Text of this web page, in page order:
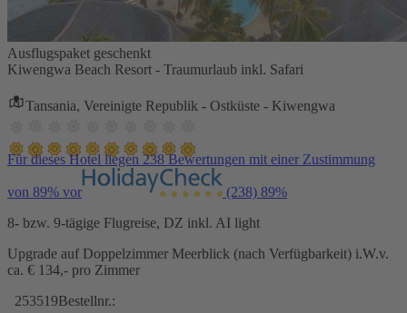
Ausflugspaket geschenkt
Kiwengwa Beach Resort - Traumurlaub inkl. Safari
Tansania, Vereinigte Republik - Ostküste - Kiwengwa
Für dieses Hotel liegen 238 Bewertungen mit einer Zustimmung
von 89% vor (238) 89%
8- bzw. 9-tägige Flugreise, DZ inkl. AI light
Upgrade auf Doppelzimmer Meerblick (nach Verfügbarkeit) i.W.v.
ca. € 134,- pro Zimmer
253519Bestellnr.: